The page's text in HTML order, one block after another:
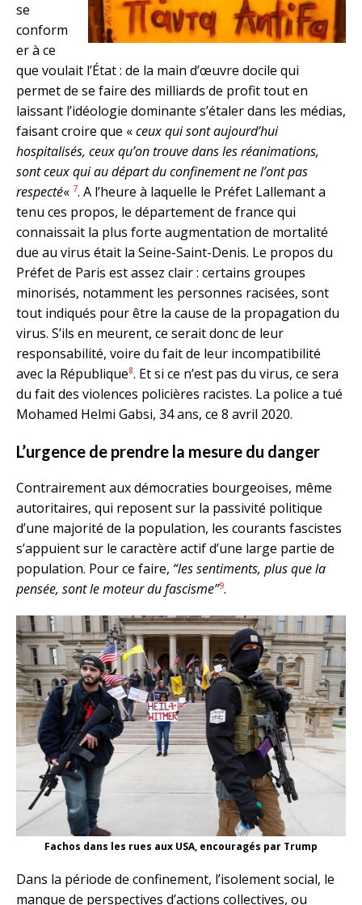
se
conform
er à ce
que voulait l’État : de la main d’œuvre docile qui
permet de se faire des milliards de profit tout en
laissant l’idéologie dominante s’étaler dans les médias,
faisant croire que «ceux qui sont aujourd’hui
hospitalisés, ceux qu’on trouve dans les réanimations,
sont ceux qui au départ du confinement ne l’ont pas
respecté« 7. A l’heure à laquelle le Préfet Lallemant a
tenu ces propos, le département de france qui
connaissait la plus forte augmentation de mortalité
due au virus était la Seine-Saint-Denis. Le propos du
Préfet de Paris est assez clair : certains groupes
minorisés, notamment les personnes racisées, sont
tout indiqués pour être la cause de la propagation du
virus. S’ils en meurent, ce serait donc de leur
responsabilité, voire du fait de leur incompatibilité
avec la République8. Et si ce n’est pas du virus, ce sera
du fait des violences policières racistes. La police a tué
Mohamed Helmi Gabsi, 34 ans, ce 8 avril 2020.
L’urgence de prendre la mesure du danger
Contrairement aux démocraties bourgeoises, même
autoritaires, qui reposent sur la passivité politique
d’une majorité de la population, les courants fascistes
s’appuient sur le caractère actif d’une large partie de
population. Pour ce faire, “les sentiments, plus que la
pensée, sont le moteur du fascisme”9.
Fachos dans les rues aux USA, encouragés par Trump
Dans la période de confinement, l’isolement social, le
manque de perspectives d’actions collectives, ou